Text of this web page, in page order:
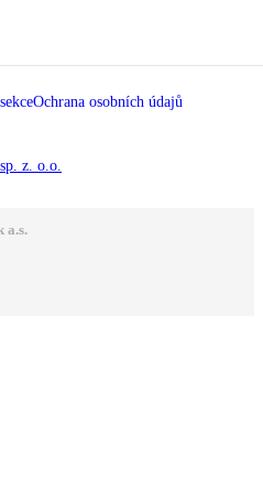
Ochrana osobních údajů
z. o.o.
a.s.